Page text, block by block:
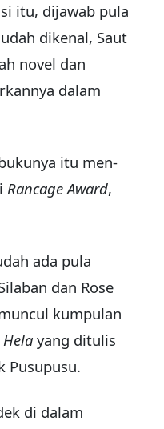
itu, dijawab pula
dikenal, Saut
novel dan
dalam
itu men­
Rancage Award,
ada pula
dan Rose
kumpulan
yang ditulis
Pusupusu.
di dalam